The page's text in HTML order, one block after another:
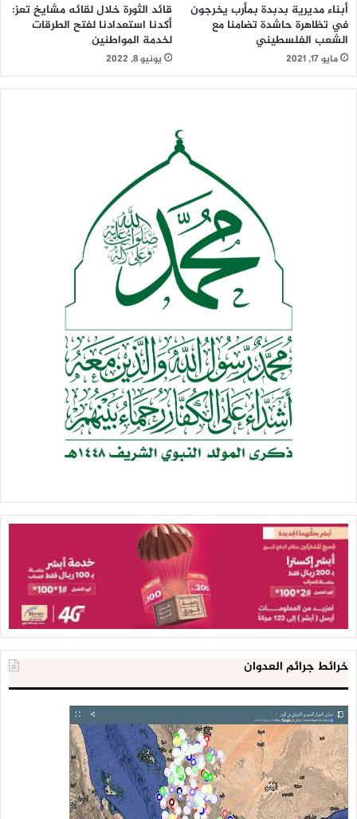
أبناء مديرية بدبدة بمأرب يخرجون
في تظاهرة حاشدة تضامنا مع
الشعب الفلسطيني
مايو 17, 2021
قائد الثورة خلال لقائه مشايخ تعز:
أكدنا استعدادنا لفتح الطرقات
لخدمة المواطنين
يونيو 8, 2022
خرائط جرائم العدوان